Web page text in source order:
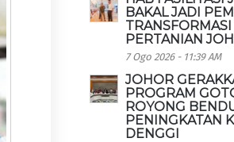
BAKAL JADI
TRANSFORMASI
PERTANIAN
7 Ogo 2026 - 11:39 AM
JOHOR
PROGRAM
ROYONG
PENINGKATAN
DENGGI